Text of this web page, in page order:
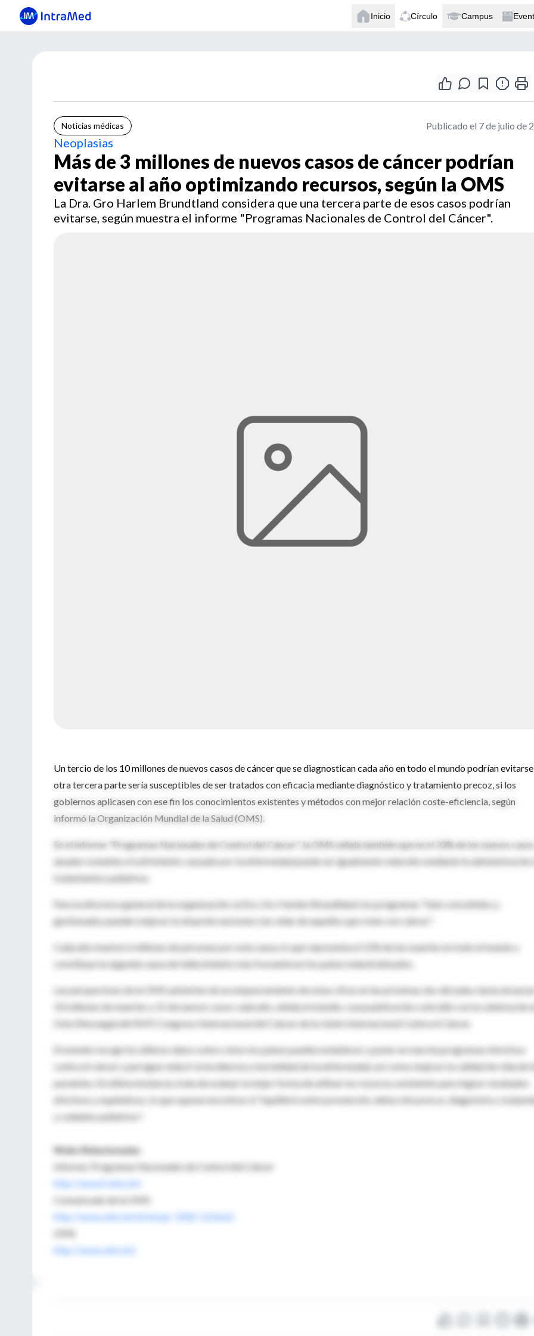
Inicio Círculo Campus
Noticias médicas Publicado el 7 de julio de
Neoplasias
Más de 3 millones de nuevos casos de cáncer podrían
evitarse al año optimizando recursos, según la OMS
La Dra. Gro Harlem Brundtland considera que una tercera parte de esos casos podrían
evitarse, según muestra el informe "Programas Nacionales de Control del Cáncer".
Un tercio de los 10 millones de nuevos casos de cáncer que se diagnostican cada año en todo el mundo podrían
otra tercera parte sería susceptibles de ser tratados con eficacia mediante diagnóstico y tratamiento precoz, si los
gobiernos aplicasen con ese fin los conocimientos existentes y métodos con mejor relación coste-eficiencia, según
informó la Organización Mundial de la Salud (OMS).
En el informe "Programas Nacionales de Control del Cáncer", la OMS señala también que en el 33% de los nuevos
anuales restantes el sufrimiento causado por la enfermedad puede ser igualmente reducido mediante la administración
tratamientos paliativos.
Para la directora general de la organización, la Dra. Gro Harlem Brundtland, los programas "bien concebidos y
gestionados pueden mejorar la situación nacional y las vidas de aquellos que viven con cáncer".
Cada año mueren 6 millones de personas por esta causa, lo que representa el 12% de las muertes en todo el mundo y
constituye la segunda causa de fallecimiento más frecuente en los países industrializados.
Las perspectivas de la OMS advierten de un empeoramiento de estas cifras en las próximas dos décadas, hasta
10 millones de muertes y 15 de nuevos casos cada año, señala el estudio, cuya publicación coincidió con la celebración
Oslo (Noruega) del XVIII Congreso Internacional del Cáncer de la Unión Internacional Contra el Cáncer.
El estudio recoge los últimos datos sobre cómo los países pueden establecer y poner en marcha programas efectivos
contra el cáncer y persigue reducir la incidencia y mortalidad de la enfermedad, así como mejorar la calidad de vida de
pacientes. En última instancia, trata de evaluar la mejor forma de utilizar los recursos existentes para lograr resultados
efectivos y equitativos, lo que supone encontrar el "equilibrio entre prevención, detección precoz, diagnóstico,
y cuidados paliativos".
Webs Relacionadas
Informe: Programas Nacionales de Control del Cáncer
http://www5.who.int/
Comunicado de la OMS
http://www.who.int/inf/en/pr-2002-52.html/
OMS
http://www.who.int/